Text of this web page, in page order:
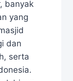
banyak
yang
dan
serta